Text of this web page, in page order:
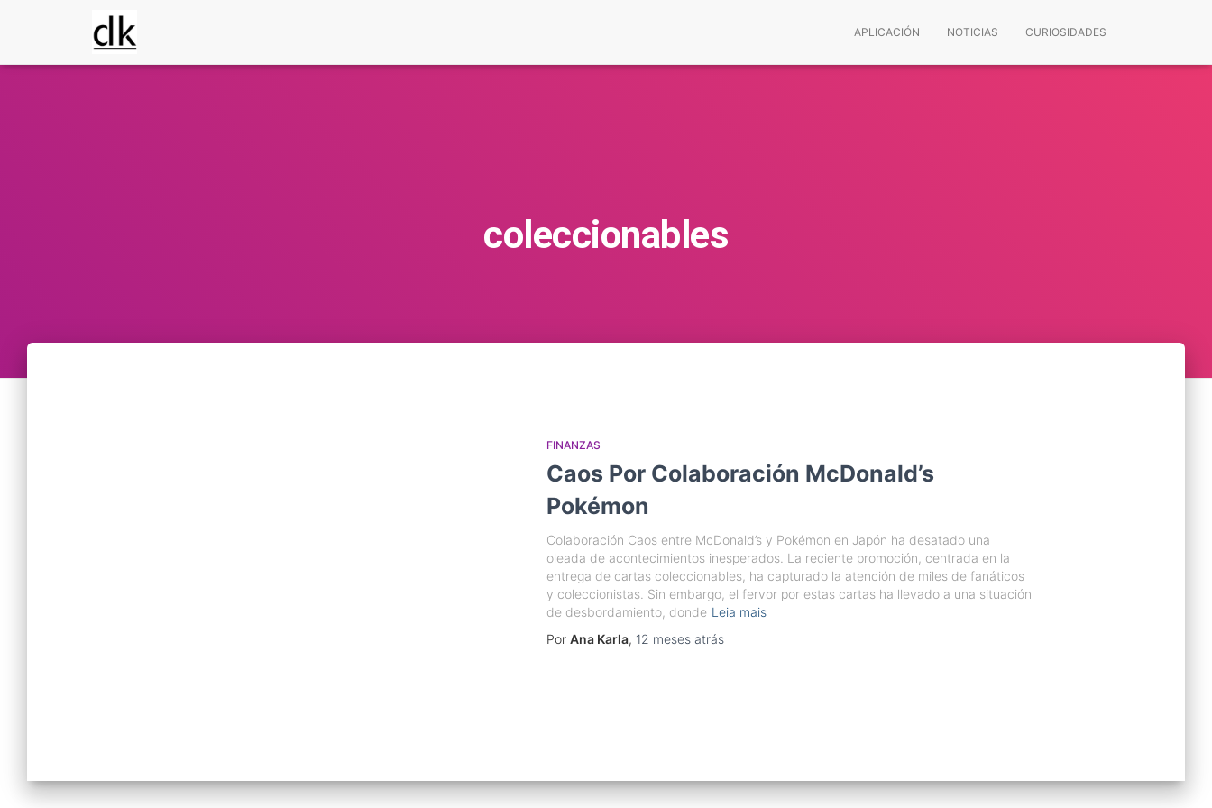
APLICACIÓN NOTICIAS CURIOSIDADES
coleccionables
FINANZAS
Caos Por Colaboración McDonald’s
Pokémon
Colaboración Caos entre McDonald’s y Pokémon en Japón ha desatado una
oleada de acontecimientos inesperados. La reciente promoción, centrada en la
entrega de cartas coleccionables, ha capturado la atención de miles de fanáticos
y coleccionistas. Sin embargo, el fervor por estas cartas ha llevado a una situación
de desbordamiento, donde Leia mais
Por Ana Karla, 12 mesesatrás